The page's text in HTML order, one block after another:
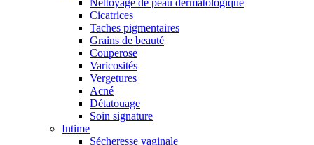
Nettoyage de peau dermatologique
Cicatrices
Taches pigmentaires
Grains de beauté
Couperose
Varicosités
Vergetures
Acné
Détatouage
Soin signature
Intime
Sécheresse vaginale